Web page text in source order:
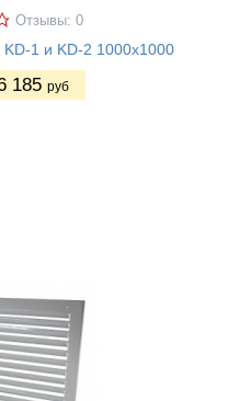
Отзывы: 0
1 и KD-2 1000х1000
185 руб